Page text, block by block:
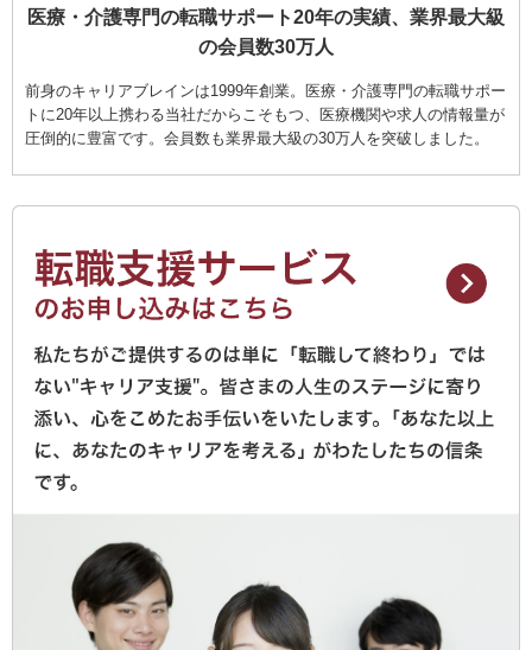
医療・介護専門の転職サポート20年の実績、業界最大級
の会員数30万人
前身のキャリアブレインは1999年創業。医療・介護専門の転職サポー
トに20年以上携わる当社だからこそもつ、医療機関や求人の情報量が
圧倒的に豊富です。会員数も業界最大級の30万人を突破しました。